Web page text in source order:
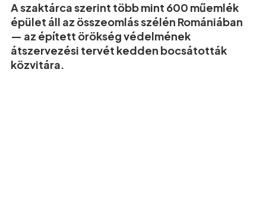
A szaktárca szerint több mint 600 műemlék
épület áll az összeomlás szélén Romániában
— az épített örökség védelmének
átszervezési tervét kedden bocsátották
közvitára.